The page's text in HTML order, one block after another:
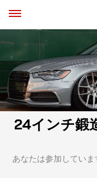
24インチ鍛
あなたは参加していま